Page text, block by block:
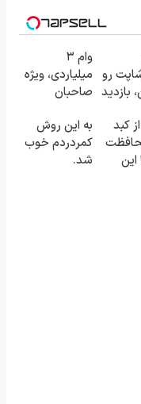
رو
بازدید
وام ۳
میلیاردی، ویژه
صاحبان
آنلاین و
حضوری
کبد
این
به این روش
کمردردم خوب
شد.